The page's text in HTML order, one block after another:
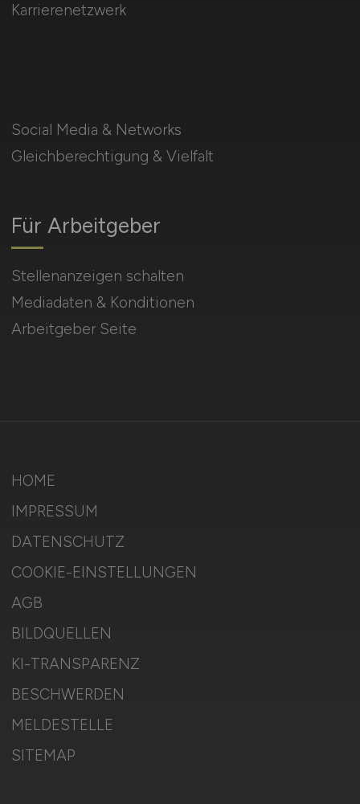
Social Media & Networks
Gleichberechtigung & Vielfalt
Für Arbeitgeber
Stellenanzeigen schalten
Mediadaten & Konditionen
Arbeitgeber Seite
Karrierenetzwerk
HOME
IMPRESSUM
DATENSCHUTZ
COOKIE-EINSTELLUNGEN
AGB
BILDQUELLEN
KI-TRANSPARENZ
BESCHWERDEN
MELDESTELLE
SITEMAP